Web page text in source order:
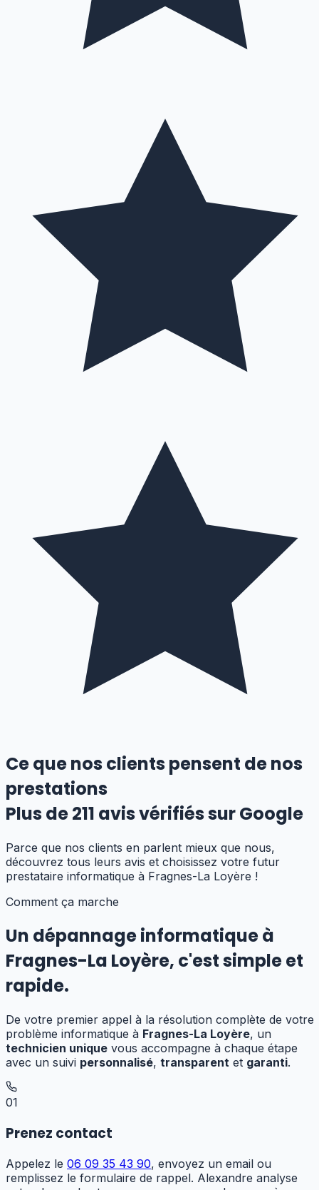
Ce que nos clients pensent de nos
prestations
Plus de211 avis vérifiés sur Google
Parce que nos clients en parlent mieux que nous,
découvrez tous leurs avis et choisissez votre futur
prestataire informatique à Fragnes-La Loyère !
Comment ça marche
Un dépannage informatiqueà
Fragnes-La Loyère, c'est simple et
rapide.
De votre premier appel à la résolution complète de votre
problème informatique à Fragnes-La Loyère, un
technicien unique vous accompagne à chaque étape
avec un suivi personnalisé, transparent et garanti.
01
Prenez contact
Appelez le 06 09 35 43 90, envoyez un email ou
remplissez le formulaire de rappel. Alexandre analyse